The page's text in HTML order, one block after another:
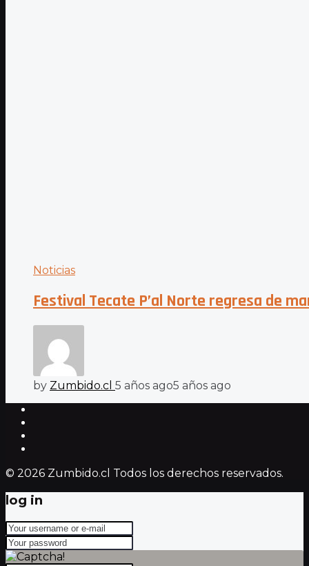
Noticias
Festival Tecate P’al Norte regresa de
by Zumbido.cl 5 años ago5 años ago
© 2026 Zumbido.cl Todos los derechos reservados.
log in